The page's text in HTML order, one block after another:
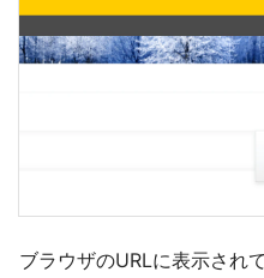
ブラウザのURLに表示され